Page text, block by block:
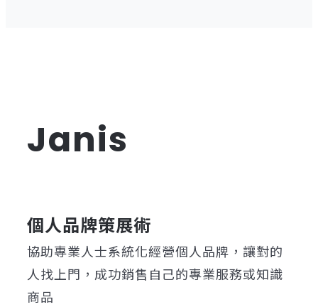
Janis
個人品牌策展術
協助專業人士系統化經營個人品牌，讓對的
人找上門，成功銷售自己的專業服務或知識
商品